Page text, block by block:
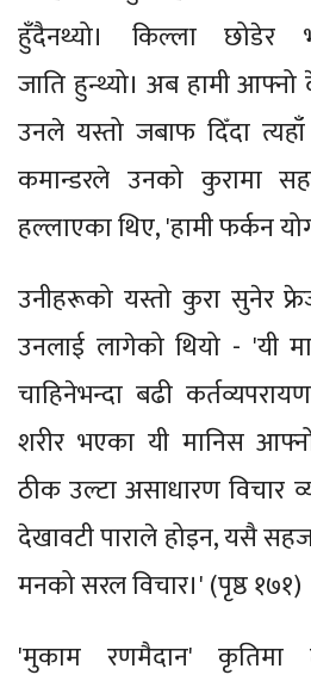
हुँदैनथ्यो। किल्ला छोडेर
जाति हुन्थ्यो। अब हामी
उनले यस्तो जबाफ दिँदा
कमान्डरले उनको कुरामा
हल्लाएका थिए, 'हामी फर्कन
उनीहरूको यस्तो कुरा सुनेर
उनलाई लागेको थियो - 'यी
चाहिनेभन्दा बढी
शरीर भएका यी मानिस
ठीक उल्टा असाधारण विचार
देखावटी पाराले होइन, यसै
मनको सरल विचार।' (पृष्ठ १७१)
'मुकाम रणमैदान' कृतिमा